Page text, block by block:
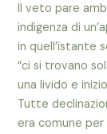
Il veto pare
indigenza di
in quell’istante
“ci si trovano
una livido e
Tutte
era comune